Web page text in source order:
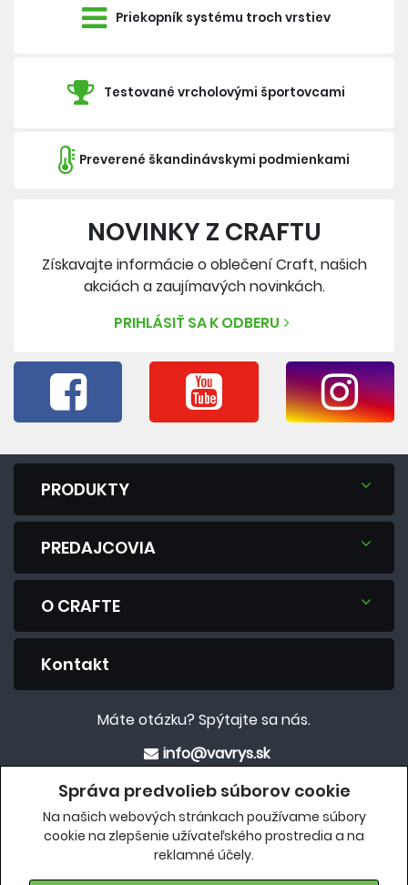
Správa predvolieb súborov cookie
Na našich webových stránkach používame súbory
cookie na zlepšenie užívateľského prostredia a na
reklamné účely.
Priekopník systému troch vrstiev
Testované vrcholovými športovcami
Preverené škandinávskymi podmienkami
NOVINKY Z CRAFTU
Získavajte informácie o oblečení Craft, našich
akciách a zaujímavých novinkách.
PRIHLÁSIŤ SA K ODBERU
PRODUKTY
PREDAJCOVIA
O CRAFTE
Kontakt
Máte otázku? Spýtajte sa nás.
info@vavrys.sk
+421 911 454 422
Eshop